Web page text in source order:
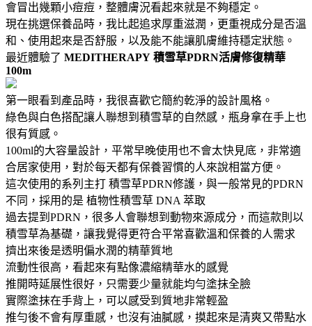
會冒出幾顆小痘痘，整體膚況看起來就是不夠穩定。
現在挑選保養品時，我比起追求厚重滋潤，更重視成分是否溫
和、使用起來是否舒服，以及能不能讓肌膚維持穩定狀態。
最近體驗了 MEDITHERAPY 積雪草PDRN活膚修復精華
100m
第一眼看到產品時，我很喜歡它簡約乾淨的設計風格。
綠色與白色搭配讓人聯想到積雪草的自然感，瓶身拿在手上也
很有質感。
100ml的大容量設計，平常早晚使用也不會太快見底，非常適
合居家使用，對於每天都有保養習慣的人來說相當方便。
這次使用的系列主打 積雪草PDRN修護，與一般常見的PDRN
不同，採用的是 植物性積雪草 DNA 萃取
過去提到PDRN，很多人會聯想到動物來源成分，而這款則以
積雪草為基礎，讓我覺得更符合平常喜歡溫和保養的人需求
擠出來後是透明偏水潤的精華質地
流動性很高，看起來有點像濃縮精華水的感覺
推開時延展性很好，只需要少量就能均勻塗抹全臉
實際塗抹在手背上，可以感受到質地非常輕盈
推勻後不會有厚重感，也沒有油膩感，摸起來是清爽又帶點水